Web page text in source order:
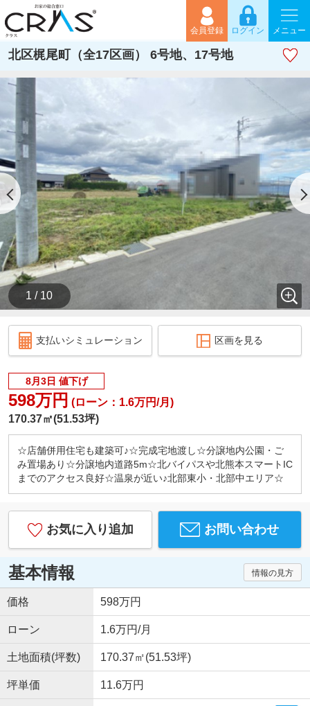
会員登録 ログイン メニュー
北区梶尾町（全17区画） 6号地、17号地
1 / 10
支払いシミュレーション 区画を見る
8月3日 値下げ
598万円 (ローン：1.6万円/月)
170.37㎡(51.53坪)
☆店舗併用住宅も建築可♪☆完成宅地渡し☆分譲地内公園・ご
み置場あり☆分譲地内道路5m☆北バイパスや北熊本スマートIC
までのアクセス良好☆温泉が近い♪北部東小・北部中エリア☆
お気に入り追加 お問い合わせ
基本情報 情報の見方
価格 598万円
ローン 1.6万円/月
土地面積(坪数) 170.37㎡(51.53坪)
坪単価 11.6万円